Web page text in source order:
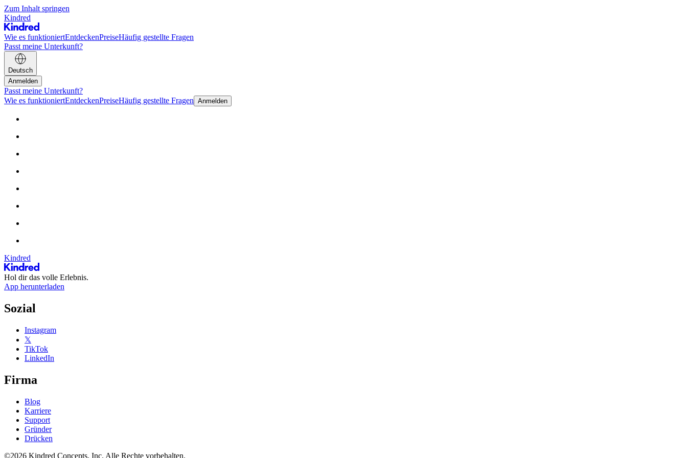
Zum Inhalt springen
Kindred
Wie es funktioniertEntdeckenPreiseHäufig gestellte Fragen
Passt meine Unterkunft?
Deutsch
Anmelden
Passt meine Unterkunft?
Wie es funktioniertEntdeckenPreiseHäufig gestellte Fragen Anmelden
Kindred
Hol dir das volle Erlebnis.
App herunterladen
Sozial
Instagram
𝕏
TikTok
LinkedIn
Firma
Blog
Karriere
Support
Gründer
Drücken
©2026 Kindred Concepts, Inc. Alle Rechte vorbehalten.